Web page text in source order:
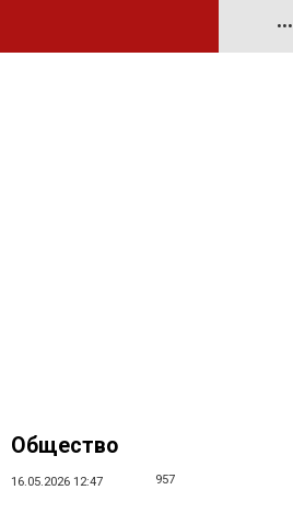
•••
Общество
16.05.2026 12:47 957